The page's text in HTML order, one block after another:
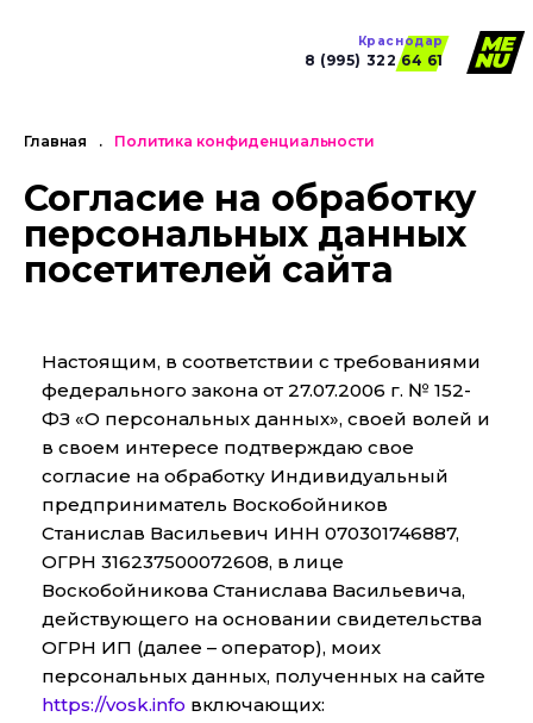
Краснодар
8 (995) 322 64 61
Главная . Политика конфиденциальности
Согласие на обработку
персональных данных
посетителей сайта
Настоящим, в соответствии с требованиями
федерального закона от 27.07.2006 г. № 152-
ФЗ «О персональных данных», своей волей и
в своем интересе подтверждаю свое
согласие на обработку Индивидуальный
предприниматель Воскобойников
Станислав Васильевич ИНН 070301746887,
ОГРН 316237500072608, в лице
Воскобойникова Станислава Васильевича,
действующего на основании свидетельства
ОГРН ИП (далее – оператор), моих
персональных данных, полученных на сайте
https://vosk.info включающих: